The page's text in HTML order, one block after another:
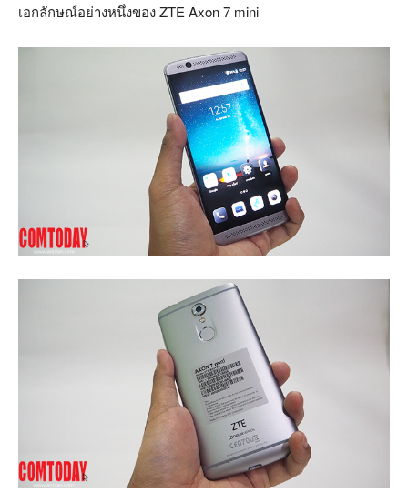
เอกลักษณ์อย่างหนึ่งของ ZTE Axon 7 mini